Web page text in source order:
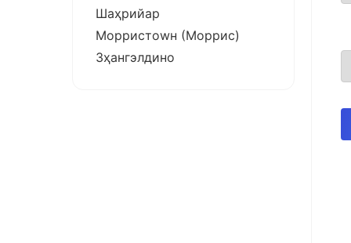
Шаҳрийар
Морристоwн (Моррис)
Зҳангэлдино